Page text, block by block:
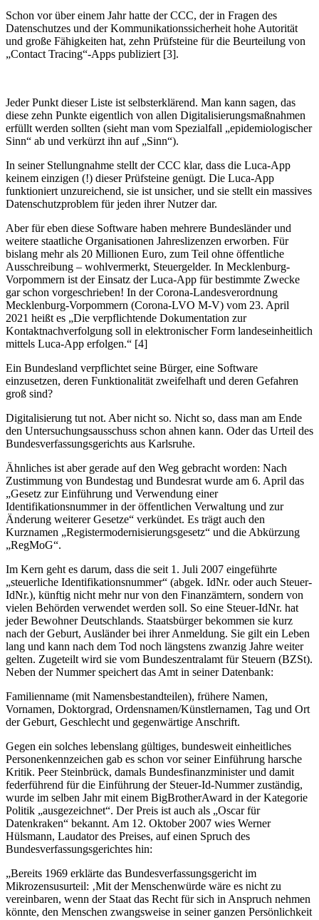
Schon vor über einem Jahr hatte der CCC, der in Fragen des
Datenschutzes und der Kommunikationssicherheit hohe Autorität
und große Fähigkeiten hat, zehn Prüfsteine für die Beurteilung von
„Contact Tracing“-Apps publiziert [3].
Jeder Punkt dieser Liste ist selbsterklärend. Man kann sagen, das
diese zehn Punkte eigentlich von allen Digitalisierungsmaßnahmen
erfüllt werden sollten (sieht man vom Spezialfall „epidemiologischer
Sinn“ ab und verkürzt ihn auf „Sinn“).
In seiner Stellungnahme stellt der CCC klar, dass die Luca-App
keinem einzigen (!) dieser Prüfsteine genügt. Die Luca-App
funktioniert unzureichend, sie ist unsicher, und sie stellt ein massives
Datenschutzproblem für jeden ihrer Nutzer dar.
Aber für eben diese Software haben mehrere Bundesländer und
weitere staatliche Organisationen Jahreslizenzen erworben. Für
bislang mehr als 20 Millionen Euro, zum Teil ohne öffentliche
Ausschreibung – wohlvermerkt, Steuergelder. In Mecklenburg-
Vorpommern ist der Einsatz der Luca-App für bestimmte Zwecke
gar schon vorgeschrieben! In der Corona-Landesverordnung
Mecklenburg-Vorpommern (Corona-LVO M-V) vom 23. April
2021 heißt es „Die verpflichtende Dokumentation zur
Kontaktnachverfolgung soll in elektronischer Form landeseinheitlich
mittels Luca-App erfolgen.“ [4]
Ein Bundesland verpflichtet seine Bürger, eine Software
einzusetzen, deren Funktionalität zweifelhaft und deren Gefahren
groß sind?
Digitalisierung tut not. Aber nicht so. Nicht so, dass man am Ende
den Untersuchungsausschuss schon ahnen kann. Oder das Urteil des
Bundesverfassungsgerichts aus Karlsruhe.
Ähnliches ist aber gerade auf den Weg gebracht worden: Nach
Zustimmung von Bundestag und Bundesrat wurde am 6. April das
„Gesetz zur Einführung und Verwendung einer
Identifikationsnummer in der öffentlichen Verwaltung und zur
Änderung weiterer Gesetze“ verkündet. Es trägt auch den
Kurznamen „Registermodernisierungsgesetz“ und die Abkürzung
„RegMoG“.
Im Kern geht es darum, dass die seit 1. Juli 2007 eingeführte
„steuerliche Identifikationsnummer“ (abgek. IdNr. oder auch Steuer-
IdNr.), künftig nicht mehr nur von den Finanzämtern, sondern von
vielen Behörden verwendet werden soll. So eine Steuer-IdNr. hat
jeder Bewohner Deutschlands. Staatsbürger bekommen sie kurz
nach der Geburt, Ausländer bei ihrer Anmeldung. Sie gilt ein Leben
lang und kann nach dem Tod noch längstens zwanzig Jahre weiter
gelten. Zugeteilt wird sie vom Bundeszentralamt für Steuern (BZSt).
Neben der Nummer speichert das Amt in seiner Datenbank:
Familienname (mit Namensbestandteilen), frühere Namen,
Vornamen, Doktorgrad, Ordensnamen/Künstlernamen, Tag und Ort
der Geburt, Geschlecht und gegenwärtige Anschrift.
Gegen ein solches lebenslang gültiges, bundesweit einheitliches
Personenkennzeichen gab es schon vor seiner Einführung harsche
Kritik. Peer Steinbrück, damals Bundesfinanzminister und damit
federführend für die Einführung der Steuer-Id-Nummer zuständig,
wurde im selben Jahr mit einem BigBrotherAward in der Kategorie
Politik „ausgezeichnet“. Der Preis ist auch als „Oscar für
Datenkraken“ bekannt. Am 12. Oktober 2007 wies Werner
Hülsmann, Laudator des Preises, auf einen Spruch des
Bundesverfassungsgerichtes hin:
„Bereits 1969 erklärte das Bundesverfassungsgericht im
Mikrozensusurteil: ‚Mit der Menschenwürde wäre es nicht zu
vereinbaren, wenn der Staat das Recht für sich in Anspruch nehmen
könnte, den Menschen zwangsweise in seiner ganzen Persönlichkeit